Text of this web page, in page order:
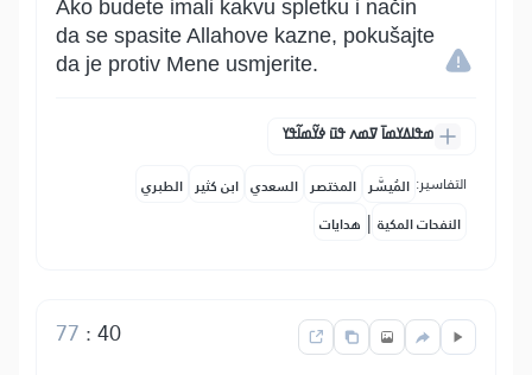
Ako budete imali kakvu spletku i način
da se spasite Allahove kazne, pokušajte
da je protiv Mene usmjerite.
ߘߟߊߡߌߘߊ߫ ߜߘߍ ߟߎ߫ ߦߌ߬ߘߊ߬ߟߌ
التفاسير: المُيسَّر المختصر السعدي ابن كثير الطبري
النفحات المكية | هدايات
40
:
77